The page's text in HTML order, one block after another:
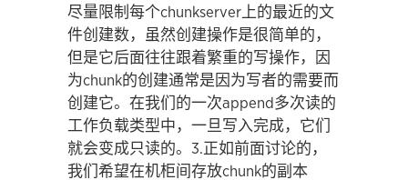
尽量限制每个chunkserver上的最近的文
件创建数，虽然创建操作是很简单的，
但是它后面往往跟着繁重的写操作，因
为chunk的创建通常是因为写者的需要而
创建它。在我们的一次append多次读的
工作负载类型中，一旦写入完成，它们
就会变成只读的。3.正如前面讨论的，
我们希望在机柜间存放chunk的副本